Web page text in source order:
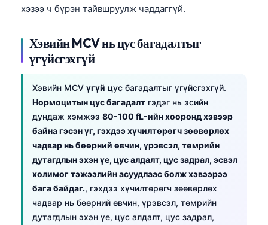
хэзээ ч бүрэн тайвшруулж чаддаггүй.
Хэвийн MCV нь цус багадалтыг
үгүйсгэхгүй
Хэвийн MCV үгүй цус багадалтыг үгүйсгэхгүй.
Нормоцитын цус багадалт гэдэг нь эсийн
дундаж хэмжээ 80-100 fL-ийн хооронд хэвээр
байна гэсэн үг, гэхдээ хүчилтөрөгч зөөвөрлөх
чадвар нь бөөрний өвчин, үрэвсэл, төмрийн
дутагдлын эхэн үе, цус алдалт, цус задрал, эсвэл
холимог тэжээлийн асуудлаас болж хэвээрээ
бага байдаг., гэхдээ хүчилтөрөгч зөөвөрлөх
чадвар нь бөөрний өвчин, үрэвсэл, төмрийн
дутагдлын эхэн үе, цус алдалт, цус задрал,
Basa Jawa
Cebuano
ئۇيغۇرچە
Кыргызча
Татар теле
Беларуская мова
Esperanto
Ślōnskŏ gŏdka
Norsk bokmål